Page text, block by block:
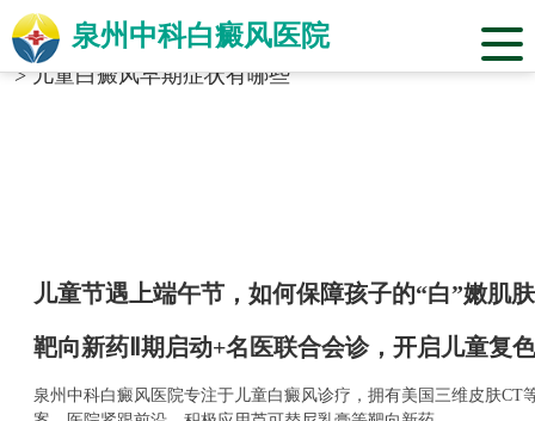
泉州中科白癜风医院
当前位置：福建省泉州市中科白癜风医院
标签合辑
>儿童白癜风早期症状有哪些
儿童节遇上端午节，如何保障孩子的“白”嫩肌
靶向新药Ⅱ期启动+名医联合会诊，开启儿童复
泉州中科白癜风医院专注于儿童白癜风诊疗，拥有美国三维皮肤CT